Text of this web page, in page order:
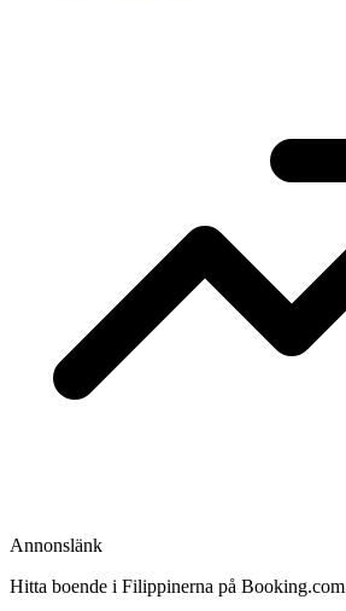
Annonslänk
Hitta boende i Filippinerna på Booking.com